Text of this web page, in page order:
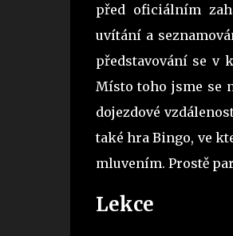
před oficiálním
uvítání a
představování se v
Místo toho jsme se
dojezdové
také hra Bingo, ve
mluvením. Prostě
Lekce